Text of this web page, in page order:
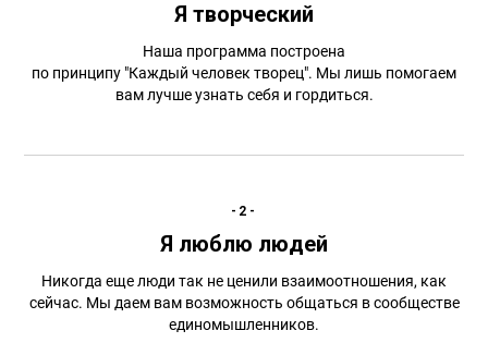
Я творческий
Наша программа построена
по принципу "Каждый человек творец". Мы лишь помогаем
вам лучше узнать себя и гордиться.
-2-
Я люблю людей
Никогда еще люди так не ценили взаимоотношения, как
сейчас. Мы даем вам возможность общаться в сообществе
единомышленников.